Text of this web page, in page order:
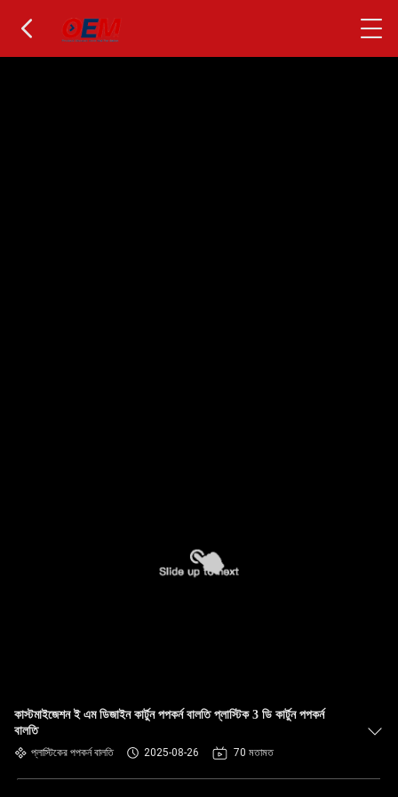
কাস্টমাইজেশন ই এম ডিজাইন কার্টুন পপকর্ন বালতি প্লাস্টিক 3 ডি কার্টুন পপকর্ন
বালতি
প্লাস্টিকের পপকর্ন বালতি 2025-08-26 70 মতামত